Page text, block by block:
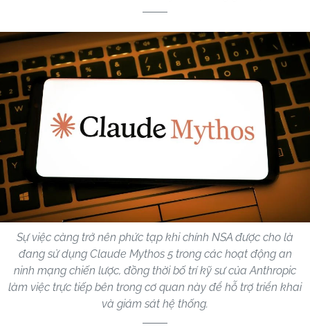
Sự việc càng trở nên phức tạp khi chính NSA được cho là
đang sử dụng Claude Mythos 5 trong các hoạt động an
ninh mạng chiến lược, đồng thời bố trí kỹ sư của Anthropic
làm việc trực tiếp bên trong cơ quan này để hỗ trợ triển khai
và giám sát hệ thống.